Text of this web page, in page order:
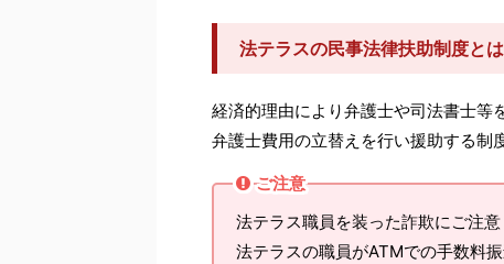
法テラスの民事法律扶助制度と
経済的理由により弁護士や司法書士等
弁護士費用の立替えを行い援助する制
ご注意
法テラス職員を装った詐欺にご注意
法テラスの職員がATMでの手数料